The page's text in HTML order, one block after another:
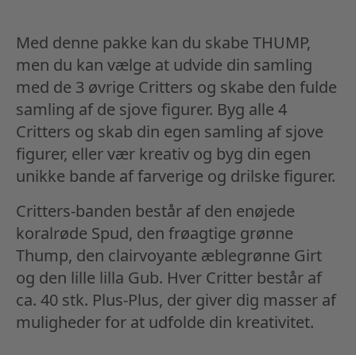
Med denne pakke kan du skabe THUMP,
men du kan vælge at udvide din samling
med de 3 øvrige Critters og skabe den fulde
samling af de sjove figurer. Byg alle 4
Critters og skab din egen samling af sjove
figurer, eller vær kreativ og byg din egen
unikke bande af farverige og drilske figurer.
Critters-banden består af den enøjede
koralrøde Spud, den frøagtige grønne
Thump, den clairvoyante æblegrønne Girt
og den lille lilla Gub. Hver Critter består af
ca. 40 stk. Plus-Plus, der giver dig masser af
muligheder for at udfolde din kreativitet.